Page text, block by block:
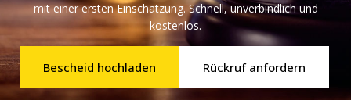
mit einer ersten Einschätzung. Schnell, unverbindlich und
kostenlos.
Bescheid hochladen Rückruf anfordern